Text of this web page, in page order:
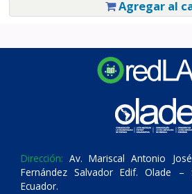
Agregar al
Dirección: Av. Mariscal Antonio
Fernández Salvador Edif. Olade
Ecuador.